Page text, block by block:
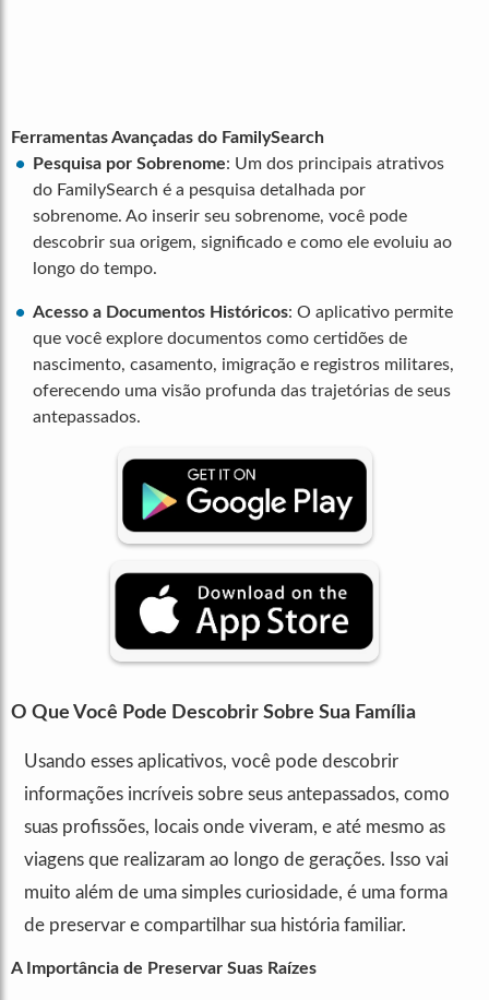
Ferramentas Avançadas do FamilySearch
Pesquisa por Sobrenome: Um dos principais atrativos
do FamilySearch é a pesquisa detalhada por
sobrenome. Ao inserir seu sobrenome, você pode
descobrir sua origem, significado e como ele evoluiu ao
longo do tempo.
Acesso a Documentos Históricos: O aplicativo permite
que você explore documentos como certidões de
nascimento, casamento, imigração e registros militares,
oferecendo uma visão profunda das trajetórias de seus
antepassados.
O Que Você Pode Descobrir Sobre Sua Família
Usando esses aplicativos, você pode descobrir
informações incríveis sobre seus antepassados, como
suas profissões, locais onde viveram, e até mesmo as
viagens que realizaram ao longo de gerações. Isso vai
muito além de uma simples curiosidade, é uma forma
de preservar e compartilhar sua história familiar.
A Importância de Preservar Suas Raízes